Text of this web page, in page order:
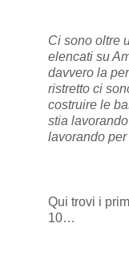
Ci sono oltre
elencati su
davvero la
ristretto ci
costruire le
stia
lavorando
Qui trovi i
10…